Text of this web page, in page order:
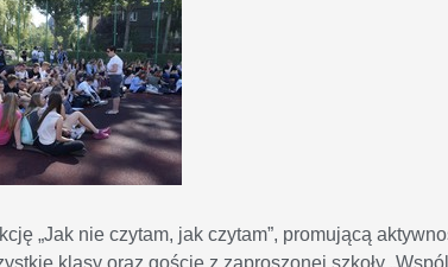
„Jak nie czytam, jak czytam”, promującą
klasy oraz goście z zaproszonej szkoły